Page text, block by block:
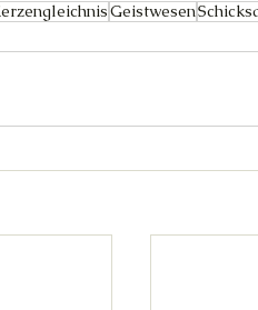
Geistwesen